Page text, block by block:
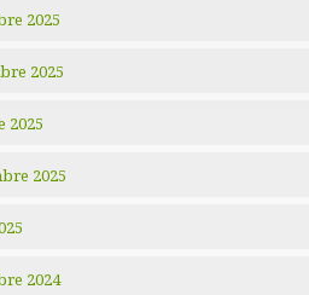
2025
2025
2025
2025
2024